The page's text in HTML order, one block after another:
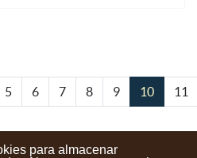
para almacenar
5 6 7 8 9 10 11